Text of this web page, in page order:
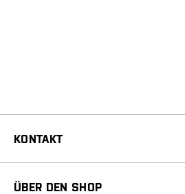
KONTAKT
ÜBER DEN SHOP